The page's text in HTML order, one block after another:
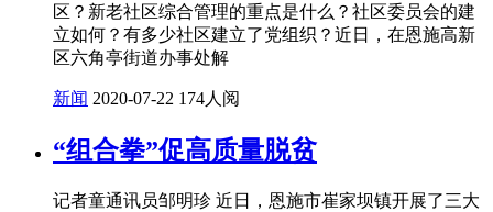
区？新老社区综合管理的重点是什么？社区委员会的建
立如何？有多少社区建立了党组织？近日，在恩施高新
区六角亭街道办事处解
新闻 2020-07-22 174人阅
“组合拳”促高质量脱贫
记者童通讯员邹明珍 近日，恩施市崔家坝镇开展了三大